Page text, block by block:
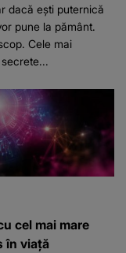
dacă ești puternică
pune la pământ.
Cele mai
cel mai mare
în viaţă